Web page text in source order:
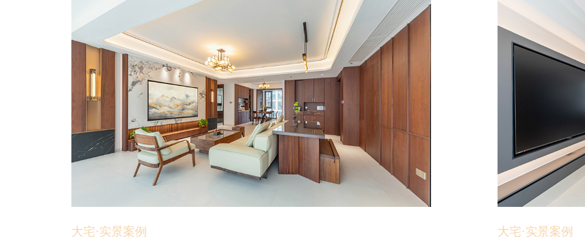
大宅·实景案例 大宅·实景案例